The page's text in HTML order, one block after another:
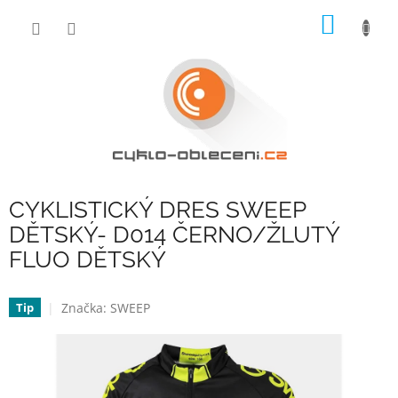
CYKLISTICKÝ DRES SWEEP
DĚTSKÝ- D014 ČERNO/ŽLUTÝ
FLUO DĚTSKÝ
Tip Značka: SWEEP